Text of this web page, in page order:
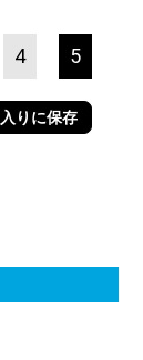
4 5
りに保存